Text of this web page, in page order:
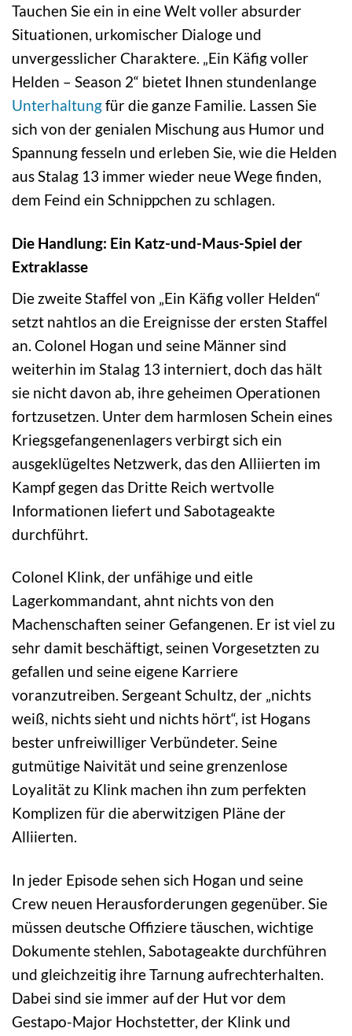
Tauchen Sie ein in eine Welt voller absurder
Situationen, urkomischer Dialoge und
unvergesslicher Charaktere. „Ein Käfig voller
Helden – Season 2“ bietet Ihnen stundenlange
Unterhaltungfür die ganze Familie. Lassen Sie
sich von der genialen Mischung aus Humor und
Spannung fesseln und erleben Sie, wie die Helden
aus Stalag 13 immer wieder neue Wege finden,
dem Feind ein Schnippchen zu schlagen.
Die Handlung: Ein Katz-und-Maus-Spiel der
Extraklasse
Die zweite Staffel von „Ein Käfig voller Helden“
setzt nahtlos an die Ereignisse der ersten Staffel
an. Colonel Hogan und seine Männer sind
weiterhin im Stalag 13 interniert, doch das hält
sie nicht davon ab, ihre geheimen Operationen
fortzusetzen. Unter dem harmlosen Schein eines
Kriegsgefangenenlagers verbirgt sich ein
ausgeklügeltes Netzwerk, das den Alliierten im
Kampf gegen das Dritte Reich wertvolle
Informationen liefert und Sabotageakte
durchführt.
Colonel Klink, der unfähige und eitle
Lagerkommandant, ahnt nichts von den
Machenschaften seiner Gefangenen. Er ist viel zu
sehr damit beschäftigt, seinen Vorgesetzten zu
gefallen und seine eigene Karriere
voranzutreiben. Sergeant Schultz, der „nichts
weiß, nichts sieht und nichts hört“, ist Hogans
bester unfreiwilliger Verbündeter. Seine
gutmütige Naivität und seine grenzenlose
Loyalität zu Klink machen ihn zum perfekten
Komplizen für die aberwitzigen Pläne der
Alliierten.
In jeder Episode sehen sich Hogan und seine
Crew neuen Herausforderungen gegenüber. Sie
müssen deutsche Offiziere täuschen, wichtige
Dokumente stehlen, Sabotageakte durchführen
und gleichzeitig ihre Tarnung aufrechterhalten.
Dabei sind sie immer auf der Hut vor dem
Gestapo-Major Hochstetter, der Klink und